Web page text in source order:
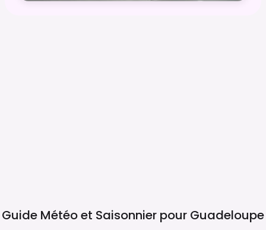
Guide Météo et Saisonnier pour Guadeloupe